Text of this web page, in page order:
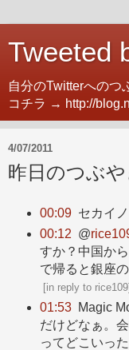
Tweeted
自分のTwitterへのつ
コチラ → http://
4/07/2011
昨日のつぶ
00:09 セカイ
00:12 @
すか？中国か
で帰ると銀座
[in reply to rice109
01:53
Magic
だけどなぁ。
ってどこいっ